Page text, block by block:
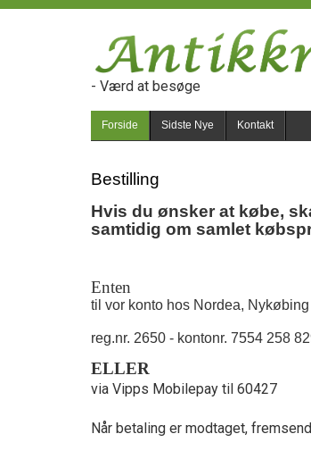
- Værd at besøge
Forside Sidste Nye Kontakt
Bestilling
Hvis du ønsker at købe,
samtidig om samlet
Enten
til vor konto hos Nordea, Nykøbing
reg.nr. 2650 - kontonr. 7554 258
ELLER
via Vipps Mobilepay til 60427
Når betaling er modtaget,